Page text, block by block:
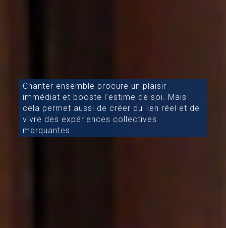
Chanter ensemble procure un plaisir
immédiat et booste l’estime de soi. Mais
cela permet aussi de créer du lien réel et de
vivre des expériences collectives
marquantes.